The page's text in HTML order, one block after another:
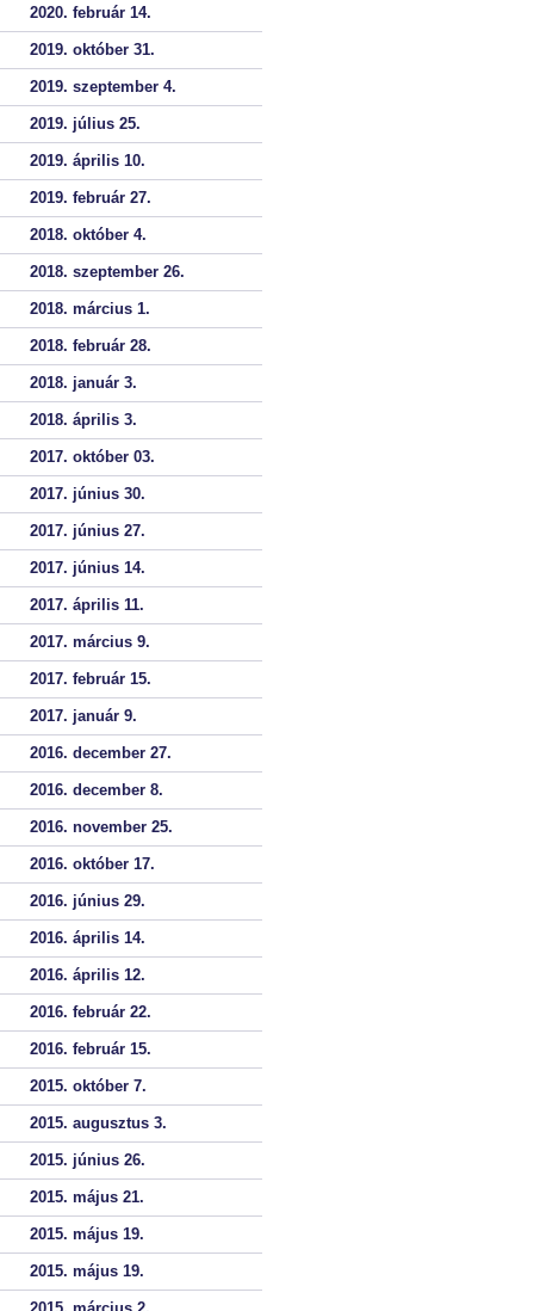
2020. február 14.
2019. október 31.
2019. szeptember 4.
2019. július 25.
2019. április 10.
2019. február 27.
2018. október 4.
2018. szeptember 26.
2018. március 1.
2018. február 28.
2018. január 3.
2018. április 3.
2017. október 03.
2017. június 30.
2017. június 27.
2017. június 14.
2017. április 11.
2017. március 9.
2017. február 15.
2017. január 9.
2016. december 27.
2016. december 8.
2016. november 25.
2016. október 17.
2016. június 29.
2016. április 14.
2016. április 12.
2016. február 22.
2016. február 15.
2015. október 7.
2015. augusztus 3.
2015. június 26.
2015. május 21.
2015. május 19.
2015. május 19.